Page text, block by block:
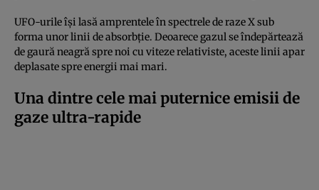
UFO-urile își lasă amprentele în spectrele de raze X sub
forma unor linii de absorbție. Deoarece gazul se îndepărtează
de gaură neagră spre noi cu viteze relativiste, aceste linii apar
deplasate spre energii mai mari.
Una dintre cele mai puternice emisii de
gaze ultra-rapide